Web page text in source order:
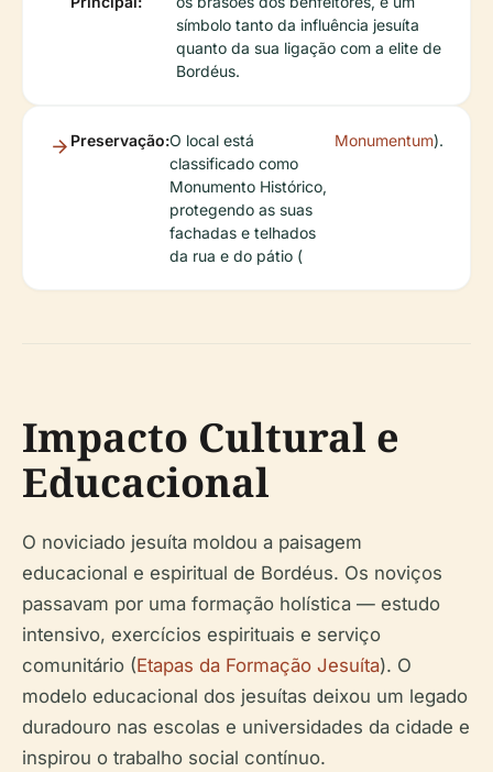
símbolo tanto da influência jesuíta
quanto da sua ligação com a elite de
Bordéus.
Preservação:O local está
classificado como
Monumento Histórico,
protegendo as suas
fachadas e telhados
da rua e do pátio (
Monumentum).
Impacto Cultural e
Educacional
O noviciado jesuíta moldou a paisagem
educacional e espiritual de Bordéus. Os noviços
passavam por uma formação holística — estudo
intensivo, exercícios espirituais e serviço
comunitário (Etapas da Formação Jesuíta). O
modelo educacional dos jesuítas deixou um legado
duradouro nas escolas e universidades da cidade e
inspirou o trabalho social contínuo.